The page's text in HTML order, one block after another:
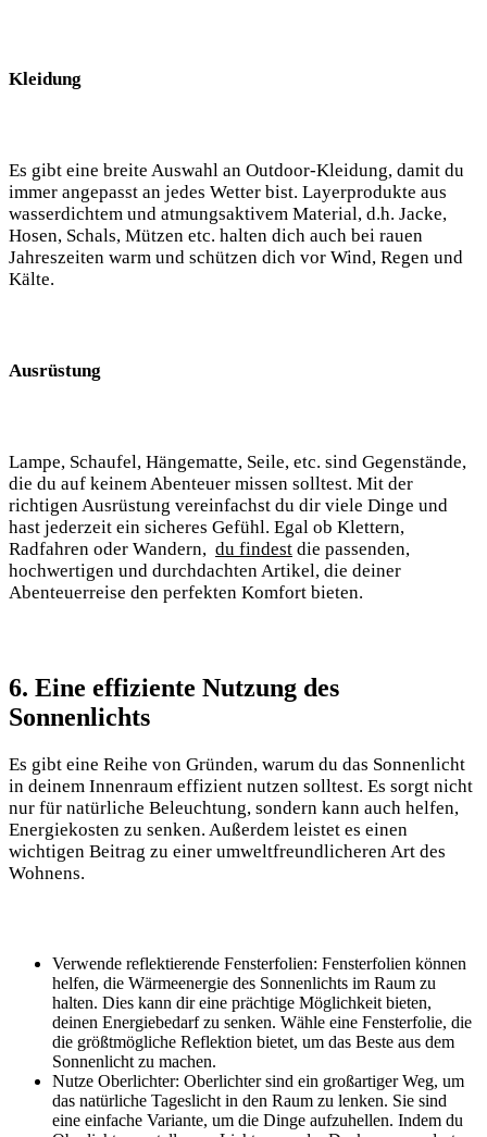
Kleidung
Es gibt eine breite⁣ Auswahl an Outdoor-Kleidung, damit ‌du
immer⁢ angepasst an jedes Wetter bist. Layerprodukte aus
wasserdichtem und ⁢atmungsaktivem Material, d.h. Jacke,
Hosen, Schals, Mützen etc. halten dich auch bei rauen
Jahreszeiten ‌warm und schützen dich vor Wind, Regen und
Kälte.
Ausrüstung
Lampe, Schaufel, Hängematte, Seile, ‍etc. sind‌ Gegenstände,
die du ⁣auf keinem Abenteuer missen solltest. Mit der
richtigen Ausrüstung vereinfachst ​du dir viele Dinge und
hast ‌jederzeit ein sicheres Gefühl. Egal ob ⁣Klettern,
Radfahren oder Wandern, ​ du findest die⁢ passenden,
hochwertigen und durchdachten‍ Artikel, die deiner
Abenteuerreise den⁣ perfekten⁤ Komfort bieten.
6. Eine effiziente​ Nutzung des
Sonnenlichts
Es gibt eine Reihe von Gründen, warum du das Sonnenlicht
in‍ deinem​ Innenraum effizient nutzen solltest.​ Es⁤ sorgt nicht‍
nur ​für natürliche Beleuchtung, sondern kann auch ⁢helfen,
Energiekosten zu ‍senken. Außerdem leistet es einen
wichtigen Beitrag zu einer⁤ umweltfreundlicheren Art des
Wohnens.
Verwende⁢ reflektierende Fensterfolien: Fensterfolien können
helfen, die Wärmeenergie des Sonnenlichts im ​Raum​ zu‍
halten. Dies kann dir eine prächtige Möglichkeit bieten,
deinen Energiebedarf zu senken.⁣ Wähle eine Fensterfolie, die
die größtmögliche Reflektion ​bietet, um das‌ Beste aus dem
Sonnenlicht zu⁤ machen.
Nutze Oberlichter: Oberlichter sind ein großartiger Weg, um
das natürliche Tageslicht in​ den Raum zu lenken. Sie sind
eine⁤ einfache Variante, um die Dinge aufzuhellen. ​Indem du